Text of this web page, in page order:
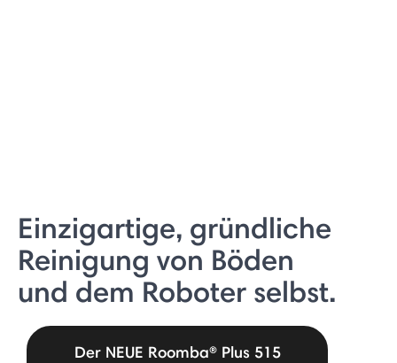
Einzigartige, gründliche
Reinigung von Böden
und dem Roboter selbst.
Der NEUE Roomba® Plus 515